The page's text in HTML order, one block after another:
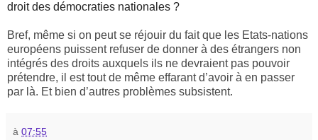
droit des démocraties nationales ?
Bref, même si on peut se réjouir du fait que les Etats-nations
européens puissent refuser de donner à des étrangers non
intégrés des droits auxquels ils ne devraient pas pouvoir
prétendre, il est tout de même effarant d’avoir à en passer
par là. Et bien d’autres problèmes subsistent.
à 07:55